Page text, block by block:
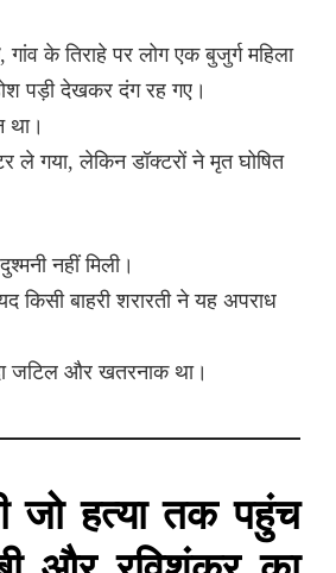
, गांव के तिराहे पर लोग एक बुजुर्ग महिला
पड़ी देखकर दंग रह गए।
था।
ले गया, लेकिन डॉक्टरों ने मृत घोषित
नहीं मिली।
किसी बाहरी शरारती ने यह अपराध
जटिल और खतरनाक था।
जो हत्या तक पहुंच